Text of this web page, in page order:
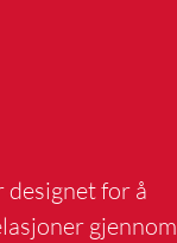
designet for å
gjennom